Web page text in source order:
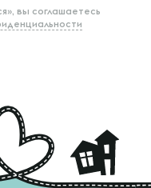
вы соглашаетесь